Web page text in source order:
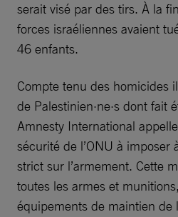
serait visé par des tirs. À la
forces israéliennes avaient
46 enfants.
Compte tenu des homicides
de Palestinien·ne·s dont fait
Amnesty International
sécurité de l’ONU à imposer
strict sur l’armement. Cette
toutes les armes et
équipements de maintien de